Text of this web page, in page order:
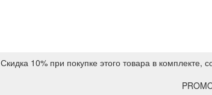
Скидка 10% при покупке этого товара в